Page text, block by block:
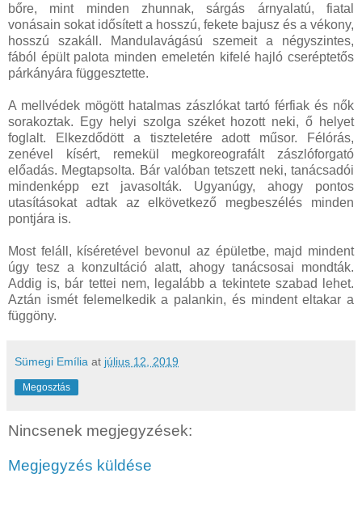
bőre, mint minden zhunnak, sárgás árnyalatú, fiatal
vonásain sokat idősített a hosszú, fekete bajusz és a vékony,
hosszú szakáll. Mandulavágású szemeit a négyszintes,
fából épült palota minden emeletén kifelé hajló cseréptetős
párkányára függesztette.
A mellvédek mögött hatalmas zászlókat tartó férfiak és nők
sorakoztak. Egy helyi szolga széket hozott neki, ő helyet
foglalt. Elkezdődött a tiszteletére adott műsor. Félórás,
zenével kísért, remekül megkoreografált zászlóforgató
előadás. Megtapsolta. Bár valóban tetszett neki, tanácsadói
mindenképp ezt javasolták. Ugyanúgy, ahogy pontos
utasításokat adtak az elkövetkező megbeszélés minden
pontjára is.
Most feláll, kíséretével bevonul az épületbe, majd mindent
úgy tesz a konzultáció alatt, ahogy tanácsosai mondták.
Addig is, bár tettei nem, legalább a tekintete szabad lehet.
Aztán ismét felemelkedik a palankin, és mindent eltakar a
függöny.
Sümegi Emília at július 12, 2019
Megosztás
Nincsenek megjegyzések:
Megjegyzés küldése